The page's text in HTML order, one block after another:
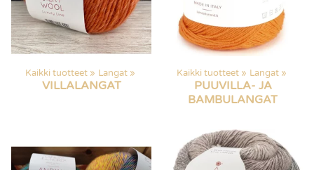
Kaikki tuotteet ‪» Langat ‪»
VILLALANGAT
Kaikki tuotteet ‪» Langat ‪»
PUUVILLA- JA
BAMBULANGAT